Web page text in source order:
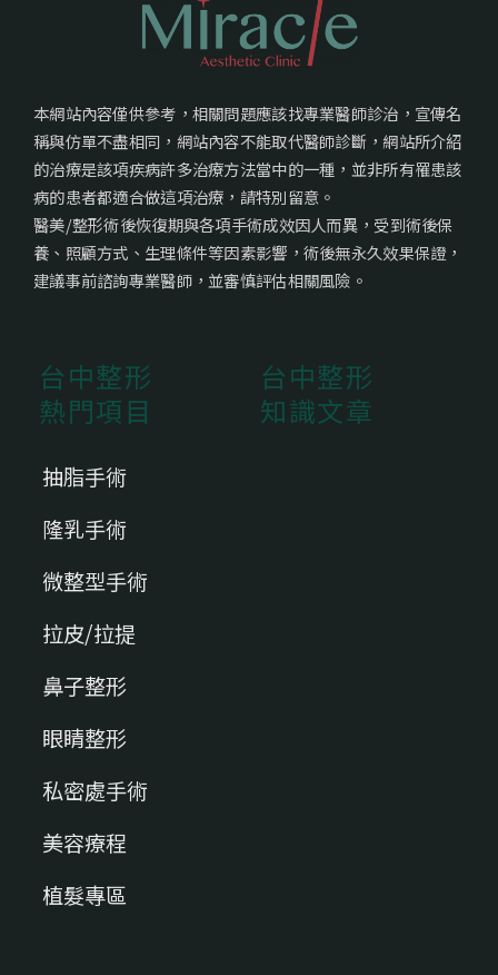
本網站內容僅供參考，相關問題應該找專業醫師診治，宣傳名
稱與仿單不盡相同，網站內容不能取代醫師診斷，網站所介紹
的治療是該項疾病許多治療方法當中的一種，並非所有罹患該
病的患者都適合做這項治療，請特別留意。
醫美/整形術後恢復期與各項手術成效因人而異，受到術後保
養、照顧方式、生理條件等因素影響，術後無永久效果保證，
建議事前諮詢專業醫師，並審慎評估相關風險。
台中整形
熱門項目
抽脂手術
隆乳手術
微整型手術
拉皮/拉提
鼻子整形
眼睛整形
私密處手術
美容療程
植髮專區
台中整形
知識文章